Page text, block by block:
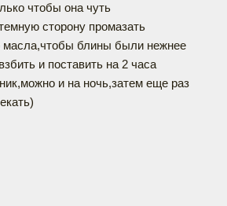
чтобы она чуть
сторону промазать
масла,чтобы блины были нежнее
и поставить на 2 часа
и на ночь,затем еще раз